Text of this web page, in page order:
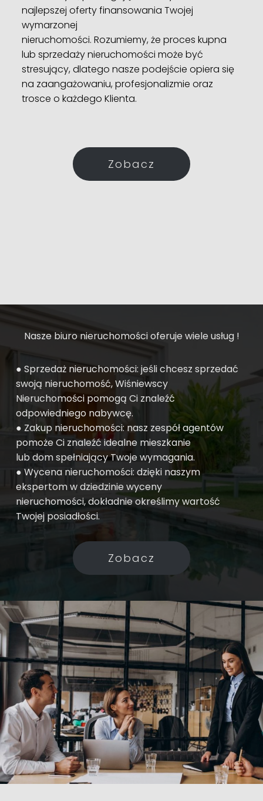
najlepszej oferty finansowania Twojej
wymarzonej
nieruchomości. Rozumiemy, że proces kupna
lub sprzedaży nieruchomości może być
stresujący, dlatego nasze podejście opiera się
na zaangażowaniu, profesjonalizmie oraz
trosce o każdego Klienta.
Zobacz
Nasze biuro nieruchomości oferuje wiele usług !
● Sprzedaż nieruchomości: jeśli chcesz sprzedać
swoją nieruchomość, Wiśniewscy
Nieruchomości pomogą Ci znaleźć
odpowiedniego nabywcę.
● Zakup nieruchomości: nasz zespół agentów
pomoże Ci znaleźć idealne mieszkanie
lub dom spełniający Twoje wymagania.
● Wycena nieruchomości: dzięki naszym
ekspertom w dziedzinie wyceny
nieruchomości, dokładnie określimy wartość
Twojej posiadłości.
Zobacz